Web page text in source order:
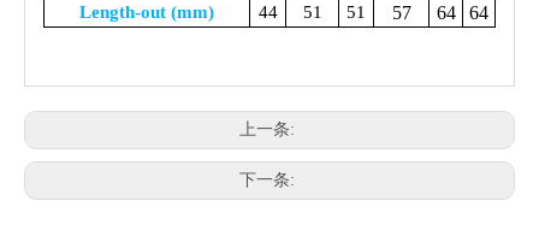
Length-out (mm) 44 51 51 57 64 64
上一条:
下一条: